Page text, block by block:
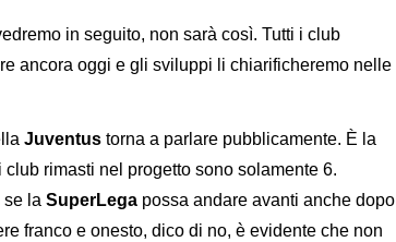
in seguito, non sarà così. Tutti i club
ancora oggi e gli sviluppi li chiarificheremo nelle
Juventus torna a parlare pubblicamente. È la
rimasti nel progetto sono solamente 6.
se la SuperLega possa andare avanti anche dopo
franco e onesto, dico di no, è evidente che non